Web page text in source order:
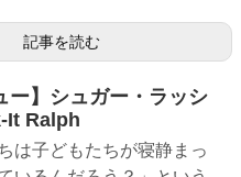
記事を読む
ー】シュガー・ラッシ
It Ralph
は子どもたちが寝静まっ